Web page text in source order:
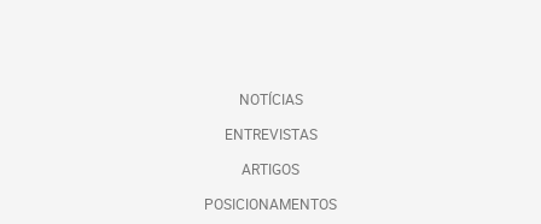
NOTÍCIAS
ENTREVISTAS
ARTIGOS
POSICIONAMENTOS